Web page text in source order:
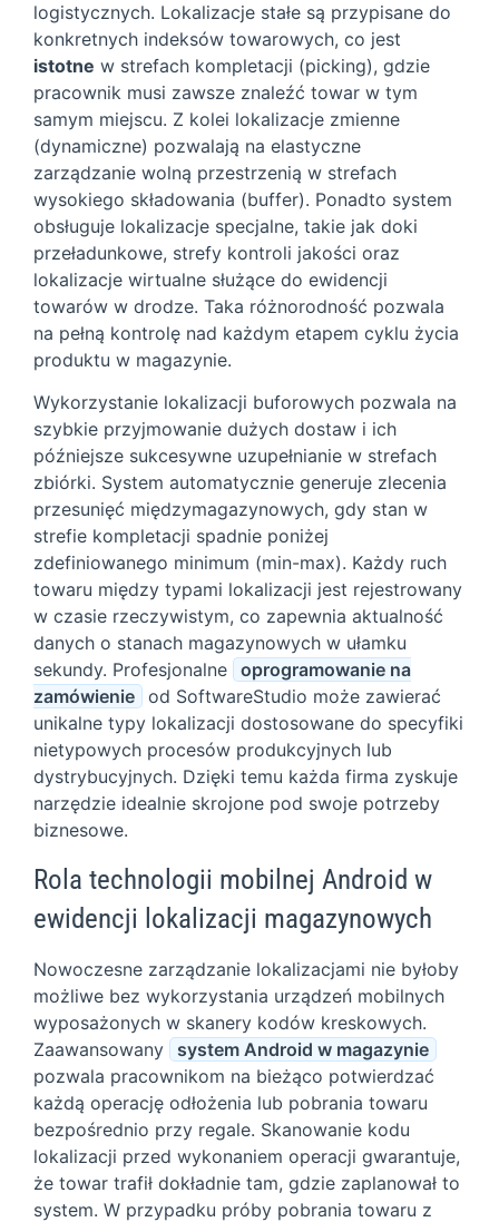
logistycznych. Lokalizacje stałe są przypisane do
konkretnych indeksów towarowych, co jest
istotne w strefach kompletacji (picking), gdzie
pracownik musi zawsze znaleźć towar w tym
samym miejscu. Z kolei lokalizacje zmienne
(dynamiczne) pozwalają na elastyczne
zarządzanie wolną przestrzenią w strefach
wysokiego składowania (buffer). Ponadto system
obsługuje lokalizacje specjalne, takie jak doki
przeładunkowe, strefy kontroli jakości oraz
lokalizacje wirtualne służące do ewidencji
towarów w drodze. Taka różnorodność pozwala
na pełną kontrolę nad każdym etapem cyklu życia
produktu w magazynie.
Wykorzystanie lokalizacji buforowych pozwala na
szybkie przyjmowanie dużych dostaw i ich
późniejsze sukcesywne uzupełnianie w strefach
zbiórki. System automatycznie generuje zlecenia
przesunięć międzymagazynowych, gdy stan w
strefie kompletacji spadnie poniżej
zdefiniowanego minimum (min-max). Każdy ruch
towaru między typami lokalizacji jest rejestrowany
w czasie rzeczywistym, co zapewnia aktualność
danych o stanach magazynowych w ułamku
sekundy. Profesjonalne oprogramowanie na
zamówienie od SoftwareStudio może zawierać
unikalne typy lokalizacji dostosowane do specyfiki
nietypowych procesów produkcyjnych lub
dystrybucyjnych. Dzięki temu każda firma zyskuje
narzędzie idealnie skrojone pod swoje potrzeby
biznesowe.
Rola technologii mobilnej Android w
ewidencji lokalizacji magazynowych
Nowoczesne zarządzanie lokalizacjami nie byłoby
możliwe bez wykorzystania urządzeń mobilnych
wyposażonych w skanery kodów kreskowych.
Zaawansowany
system Android w magazynie
pozwala pracownikom na bieżąco potwierdzać
każdą operację odłożenia lub pobrania towaru
bezpośrednio przy regale. Skanowanie kodu
lokalizacji przed wykonaniem operacji gwarantuje,
że towar trafił dokładnie tam, gdzie zaplanował to
system. W przypadku próby pobrania towaru z